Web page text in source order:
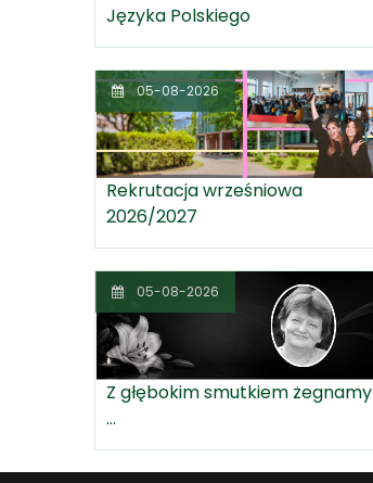
Języka Polskiego
05-08-2026
Rekrutacja wrześniowa
2026/2027
05-08-2026
Z głębokim smutkiem żegnamy
...